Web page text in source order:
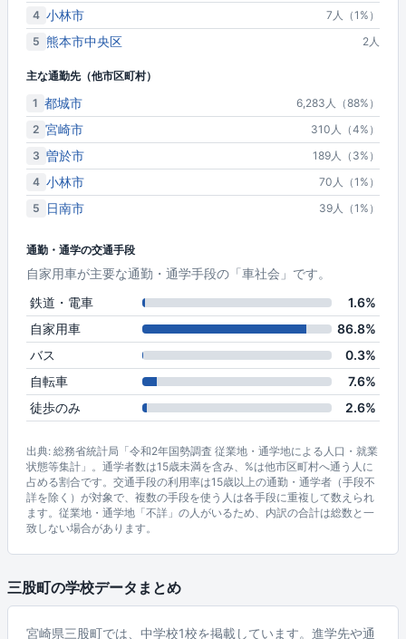
4 小林市
7人（1%）
5 熊本市中央区 2人
主な通勤先（他市区町村）
1 都城市
6,283人（88%）
2 宮崎市
310人（4%）
3 曽於市
189人（3%）
4 小林市
70人（1%）
5
日南市 39人（1%）
通勤・通学の交通手段
自家用車が主要な通勤・通学手段の「車社会」です。
鉄道・電車
1.6%
自家用車
86.8%
バス
0.3%
自転車
7.6%
徒歩のみ
2.6%
出典: 総務省統計局「令和2年国勢調査 従業地・通学地による人口・就業
状態等集計」。通学者数は15歳未満を含み、%は他市区町村へ通う人に
占める割合です。交通手段の利用率は15歳以上の通勤・通学者（手段不
詳を除く）が対象で、複数の手段を使う人は各手段に重複して数えられ
ます。従業地・通学地「不詳」の人がいるため、内訳の合計は総数と一
致しない場合があります。
三股町の学校データまとめ
宮崎県三股町では、中学校1校を掲載しています。進学先や通